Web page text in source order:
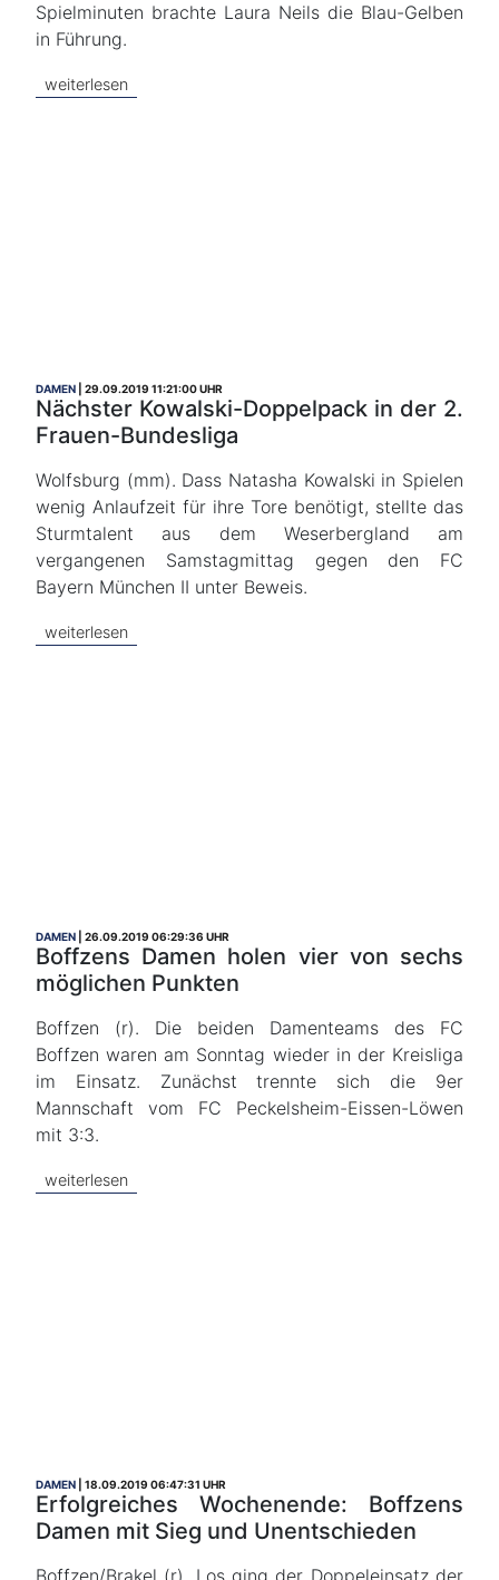
Spielminuten brachte Laura Neils die Blau-Gelben
in Führung.
weiterlesen
DAMEN 29.09.2019 11:21:00 UHR
Nächster Kowalski-Doppelpack in der 2.
Frauen-Bundesliga
Wolfsburg (mm). Dass Natasha Kowalski in Spielen
wenig Anlaufzeit für ihre Tore benötigt, stellte das
Sturmtalent aus dem Weserbergland am
vergangenen Samstagmittag gegen den FC
Bayern München II unter Beweis.
weiterlesen
DAMEN 26.09.2019 06:29:36 UHR
Boffzens Damen holen vier von sechs
möglichen Punkten
Boffzen (r). Die beiden Damenteams des FC
Boffzen waren am Sonntag wieder in der Kreisliga
im Einsatz. Zunächst trennte sich die 9er
Mannschaft vom FC Peckelsheim-Eissen-Löwen
mit 3:3.
weiterlesen
DAMEN 18.09.2019 06:47:31 UHR
Erfolgreiches Wochenende: Boffzens
Damen mit Sieg und Unentschieden
Boffzen/Brakel (r). Los ging der Doppeleinsatz der